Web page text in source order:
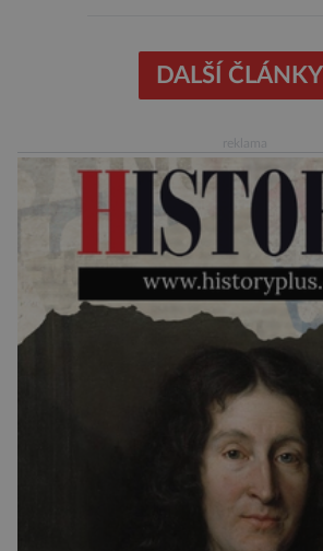
„lasice“ je odhodlána bránit
Nedosahují nijak impozantní
a […]
DALŠÍ ČLÁNKY